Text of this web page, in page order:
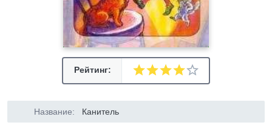
Рейтинг:
Название: Канитель